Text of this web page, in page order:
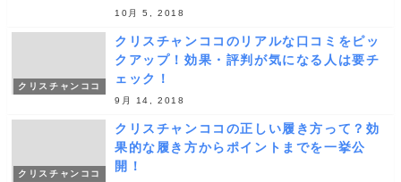
10月 5, 2018
クリスチャンココ
クリスチャンココのリアルな口コミをピッ
クアップ！効果・評判が気になる人は要チ
ェック！
9月 14, 2018
クリスチャンココ
クリスチャンココの正しい履き方って？効
果的な履き方からポイントまでを一挙公
開！